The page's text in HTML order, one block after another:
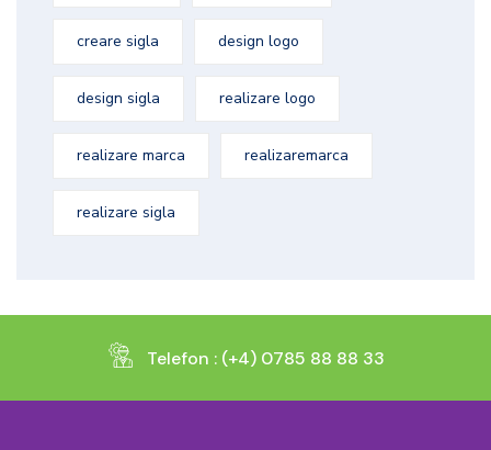
creare sigla design logo
design sigla realizare logo
realizare marca realizaremarca
realizare sigla
Telefon : (+4) 0785 88 88 33